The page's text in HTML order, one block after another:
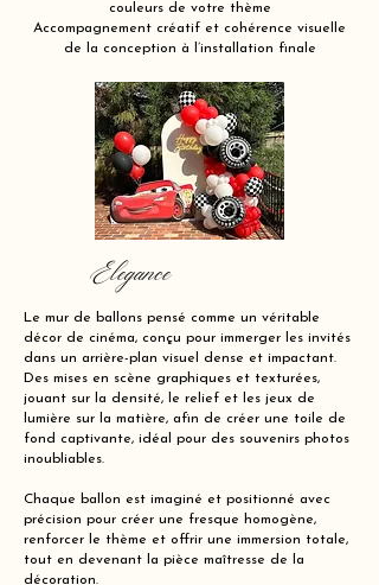
couleurs de votre thème
Accompagnement créatif et cohérence visuelle
de la conception à l’installation finale
Elegance
Le mur de ballons pensé comme un véritable
décor de cinéma, conçu pour immerger les invités
dans un arrière-plan visuel dense et impactant.
Des mises en scène graphiques et texturées,
jouant sur la densité, le relief et les jeux de
lumière sur la matière, afin de créer une toile de
fond captivante, idéal pour des souvenirs photos
inoubliables.
Chaque ballon est imaginé et positionné avec
précision pour créer une fresque homogène,
renforcer le thème et offrir une immersion totale,
tout en devenant la pièce maîtresse de la
décoration.